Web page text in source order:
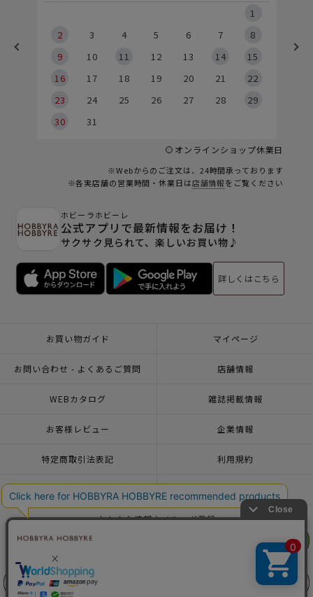
前に戻る
フェア
前に戻る
フェア
1
2
3 4 5 6 7
8
9
10 11 12 13 14
15
16
17 18 19 20 21
22
23
24 25 26 27 28
29
30
31
オンラインショップ休業日
※Webからのご注文は、24時間承っております
※各実店舗の営業時間・休業日は店舗情報をご覧ください
ホビーラホビーレ
公式アプリで最新情報をお届け！
サクサク見られて、楽しいお買い物♪
詳しくはこちら
お買い物ガイド マイページ
お問い合わせ - よくあるご質問 店舗情報
WEBカタログ 雑誌掲載情報
お客様レビュー 企業情報
特定商取引法表記 利用規約
一緒に働こう♪求人情報
おトクな情報♪メルマガ登録
© 2026 HOBBYRA HOBBYRE CORPORATION ALL Rights Reserved